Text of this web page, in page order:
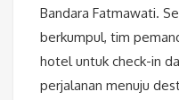
Bandara Fatmawati.
berkumpul, tim
hotel untuk check-in
perjalanan menuju